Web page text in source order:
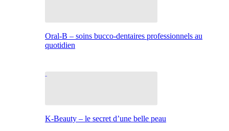
Oral-B – soins bucco-dentaires professionnels au
quotidien
K-Beauty – le secret d’une belle peau